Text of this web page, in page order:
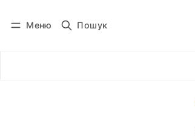
Меню Пошук